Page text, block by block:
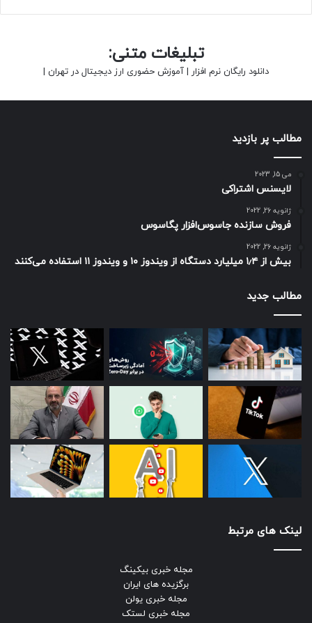
تبلیغات متنی:
دانلود رایگان نرم افزار | آموزش حضوری ارز دیجیتال در تهران |
مطالب پر بازدید
می 15, 2023
لایسنس اشتراکی
ژانویه 26, 2022
فروش سازنده جاسوس‌افزار پگاسوس
ژانویه 26, 2022
بیش از ۱٫۴ میلیارد دستگاه از ویندوز ۱۰ و ویندوز ۱۱ استفاده می‌کنند
مطالب جدید
لینک های مرتبط
مجله خبری بیکینگ
برگزیده های ایران
مجله خبری یولن
مجله خبری لستک